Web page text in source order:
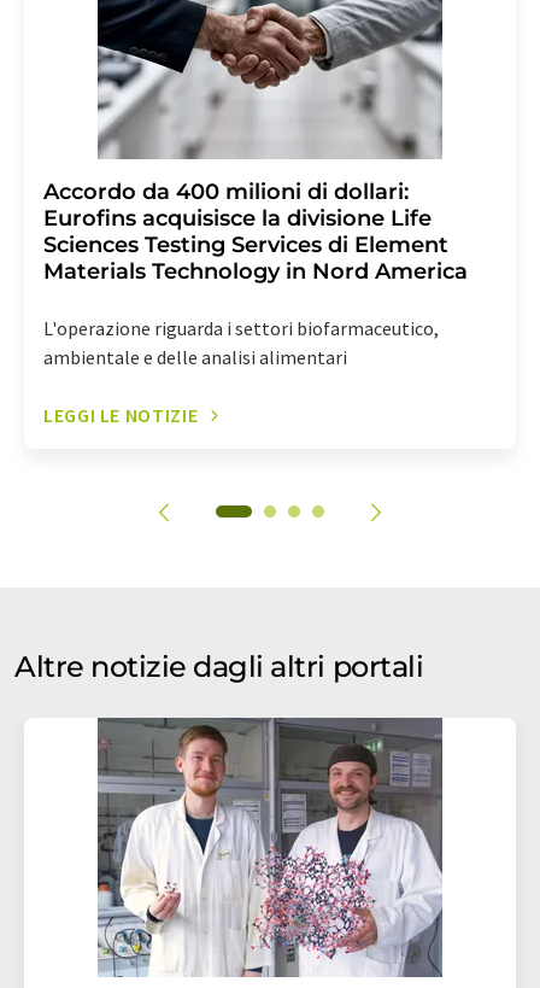
Accordo da 400 milioni di dollari:
Eurofins acquisisce la divisione Life
Sciences Testing Services di Element
Materials Technology in Nord America
L'operazione riguarda i settori biofarmaceutico,
ambientale e delle analisi alimentari
LEGGI LE NOTIZIE
Altre notizie dagli altri portali